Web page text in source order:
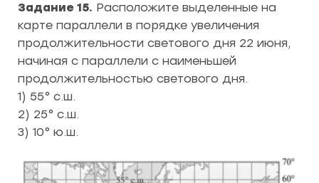
Задание 15. Расположите выделенные на
карте параллели в порядке увеличения
продолжительности светового дня 22 июня,
начиная с параллели с наименьшей
продолжительностью светового дня.
1) 55° с.ш.
2) 25° с.ш.
3) 10° ю.ш.